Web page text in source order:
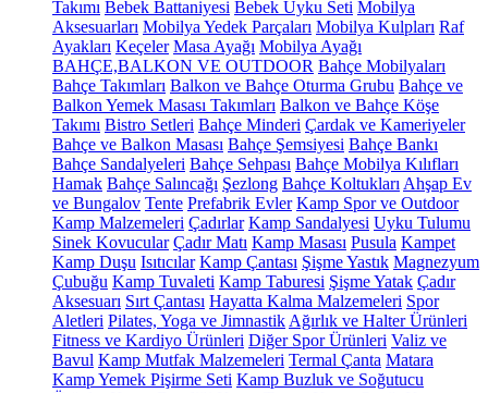
Takımı Bebek Battaniyesi Bebek Uyku Seti Mobilya
Aksesuarları Mobilya Yedek Parçaları Mobilya Kulpları Raf
Ayakları Keçeler Masa Ayağı Mobilya Ayağı
BAHÇE,BALKON VE OUTDOOR Bahçe Mobilyaları
Bahçe Takımları Balkon ve Bahçe Oturma Grubu Bahçe ve
Balkon Yemek Masası Takımları Balkon ve Bahçe Köşe
Takımı Bistro Setleri Bahçe Minderi Çardak ve Kameriyeler
Bahçe ve Balkon Masası Bahçe Şemsiyesi Bahçe Bankı
Bahçe Sandalyeleri Bahçe Sehpası Bahçe Mobilya Kılıfları
Hamak Bahçe Salıncağı Şezlong Bahçe Koltukları Ahşap Ev
ve Bungalov Tente Prefabrik Evler Kamp Spor ve Outdoor
Kamp Malzemeleri Çadırlar Kamp Sandalyesi Uyku Tulumu
Sinek Kovucular Çadır Matı Kamp Masası Pusula Kampet
Kamp Duşu Isıtıcılar Kamp Çantası Şişme Yastık Magnezyum
Çubuğu Kamp Tuvaleti Kamp Taburesi Şişme Yatak Çadır
Aksesuarı Sırt Çantası Hayatta Kalma Malzemeleri Spor
Aletleri Pilates, Yoga ve Jimnastik Ağırlık ve Halter Ürünleri
Fitness ve Kardiyo Ürünleri Diğer Spor Ürünleri Valiz ve
Bavul Kamp Mutfak Malzemeleri Termal Çanta Matara
Kamp Yemek Pişirme Seti Kamp Buzluk ve Soğutucu